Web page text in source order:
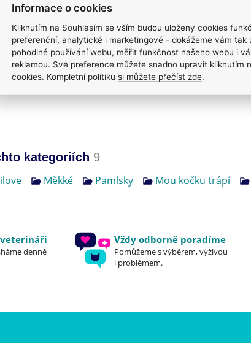
hrách, tekutý zeleninový škrob, šťáva ze sardinek,
olej.
energie
kategoriích 9
Měkké Pamlsky Mou kočku trápí
veterináři
denně
Vždy odborně poradíme
Pomůžeme s výběrem, výživou
i problémem.
Informace o cookies
Kliknutím na Souhlasím se vším budou uloženy cookies
preferenční, analytické i marketingové - dokážeme vám tak
pohodlné používání webu, měřit funkčnost našeho webu i
reklamou. Své preference můžete snadno upravit kliknutím
cookies. Kompletní politiku si můžete přečíst zde.